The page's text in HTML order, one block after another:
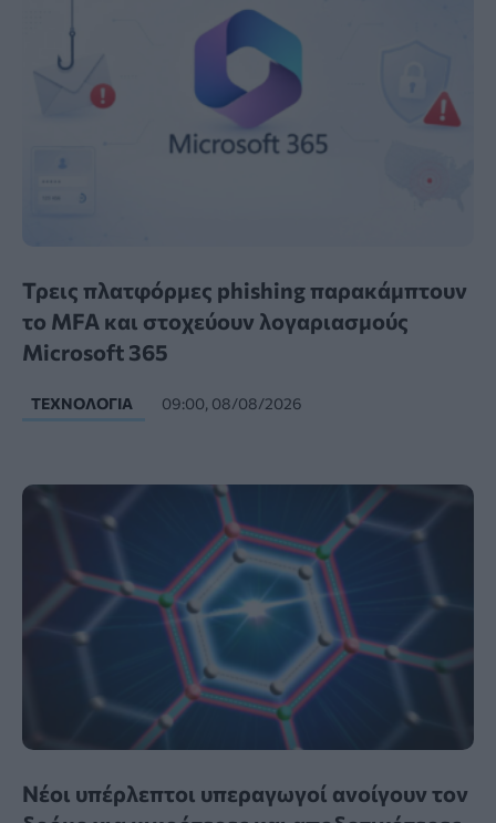
Τρεις πλατφόρμες phishing παρακάμπτουν
το MFA και στοχεύουν λογαριασμούς
Microsoft 365
ΤΕΧΝΟΛΟΓΊΑ 09:00, 08/08/2026
Νέοι υπέρλεπτοι υπεραγωγοί ανοίγουν τον